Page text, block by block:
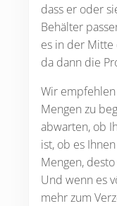
dass er oder
Behälter
es in der Mitte
da dann die
Wir
Mengen zu
abwarten, ob
ist, ob es
Mengen,
Und wenn es
mehr zum